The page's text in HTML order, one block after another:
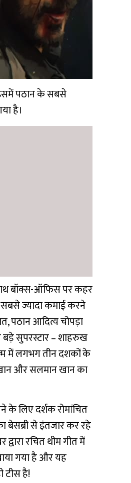
पठान के सबसे
है।
बॉक्स-ऑफिस पर कहर
ज्यादा कमाई करने
पठान आदित्य चोपड़ा
बड़े सुपरस्टार – शाहरुख
में लगभग तीन दशकों के
और सलमान खान का
लिए दर्शक रोमांचित
बेसब्री से इंतजार कर रहे
रचित थीम गीत में
गया है और यह
है!